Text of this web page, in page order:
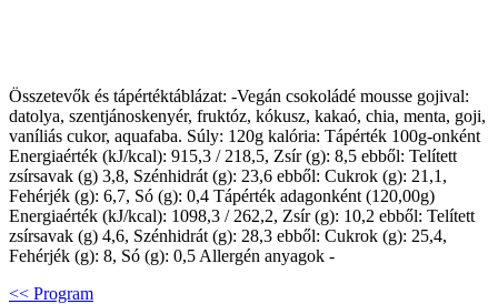
Összetevők és tápértéktáblázat: -Vegán csokoládé mousse gojival:
datolya, szentjánoskenyér, fruktóz, kókusz, kakaó, chia, menta, goji,
vaníliás cukor, aquafaba. Súly: 120g kalória: Tápérték 100g-onként
Energiaérték (kJ/kcal): 915,3 / 218,5, Zsír (g): 8,5 ebből: Telített
zsírsavak (g) 3,8, Szénhidrát (g): 23,6 ebből: Cukrok (g): 21,1,
Fehérjék (g): 6,7, Só (g): 0,4 Tápérték adagonként (120,00g)
Energiaérték (kJ/kcal): 1098,3 / 262,2, Zsír (g): 10,2 ebből: Telített
zsírsavak (g) 4,6, Szénhidrát (g): 28,3 ebből: Cukrok (g): 25,4,
Fehérjék (g): 8, Só (g): 0,5 Allergén anyagok -
<< Program